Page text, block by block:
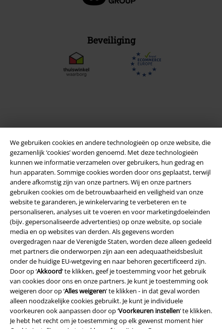
We gebruiken cookies en andere technologieën op onze website, die
gezamenlijk ‘cookies’ worden genoemd. Met deze technologieën
kunnen we informatie verzamelen over gebruikers, hun gedrag en
hun apparaten. Sommige cookies worden door ons geplaatst, terwijl
andere afkomstig zijn van onze partners. Wij en onze partners
gebruiken cookies om de betrouwbaarheid en veiligheid van onze
website te garanderen, je winkelervaring te verbeteren en te
personaliseren, analyses uit te voeren en voor marketingdoeleinden
(bijv. gepersonaliseerde advertenties) op onze website, op sociale
media en op websites van derden. Als gegevens worden
overgedragen naar de Verenigde Staten, worden deze alleen gedeeld
met partners die onderworpen zijn aan een adequaatheidsbesluit
onder de huidige EU-wetgeving en naar behoren gecertificeerd zijn.
Door op ‘Akkoord’ te klikken, geef je toestemming voor het gebruik
van cookies door ons en onze partners. Je kunt je toestemming ook
weigeren door op ‘Alles weigeren’ te klikken - in dat geval worden
alleen noodzakelijke cookies gebruikt. Je kunt je individuele
voorkeuren ook aanpassen door op ‘Voorkeuren instellen’ te klikken.
Je hebt het recht om je toestemming op elk gewenst moment hier
Beveiliging
Legal
Algemene Voorwaarden
Bedrijfsgegevens
Privacyverklaring
Verklaring van conformiteit
Informatie over toegankelijkheid
Cookie-instellingen